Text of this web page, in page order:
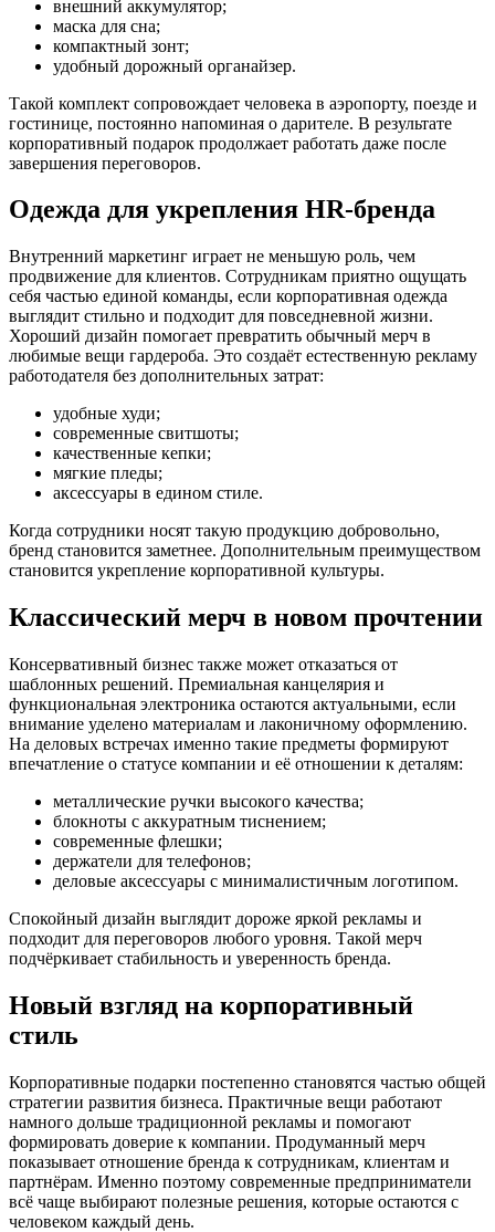
внешний аккумулятор;
маска для сна;
компактный зонт;
удобный дорожный органайзер.
Такой комплект сопровождает человека в аэропорту, поезде и
гостинице, постоянно напоминая о дарителе. В результате
корпоративный подарок продолжает работать даже после
завершения переговоров.
Одежда для укрепления HR-бренда
Внутренний маркетинг играет не меньшую роль, чем
продвижение для клиентов. Сотрудникам приятно ощущать
себя частью единой команды, если корпоративная одежда
выглядит стильно и подходит для повседневной жизни.
Хороший дизайн помогает превратить обычный мерч в
любимые вещи гардероба. Это создаёт естественную рекламу
работодателя без дополнительных затрат:
удобные худи;
современные свитшоты;
качественные кепки;
мягкие пледы;
аксессуары в едином стиле.
Когда сотрудники носят такую продукцию добровольно,
бренд становится заметнее. Дополнительным преимуществом
становится укрепление корпоративной культуры.
Классический мерч в новом прочтении
Консервативный бизнес также может отказаться от
шаблонных решений. Премиальная канцелярия и
функциональная электроника остаются актуальными, если
внимание уделено материалам и лаконичному оформлению.
На деловых встречах именно такие предметы формируют
впечатление о статусе компании и её отношении к деталям:
металлические ручки высокого качества;
блокноты с аккуратным тиснением;
современные флешки;
держатели для телефонов;
деловые аксессуары с минималистичным логотипом.
Спокойный дизайн выглядит дороже яркой рекламы и
подходит для переговоров любого уровня. Такой мерч
подчёркивает стабильность и уверенность бренда.
Новый взгляд на корпоративный
стиль
Корпоративные подарки постепенно становятся частью общей
стратегии развития бизнеса. Практичные вещи работают
намного дольше традиционной рекламы и помогают
формировать доверие к компании. Продуманный мерч
показывает отношение бренда к сотрудникам, клиентам и
партнёрам. Именно поэтому современные предприниматели
всё чаще выбирают полезные решения, которые остаются с
человеком каждый день.